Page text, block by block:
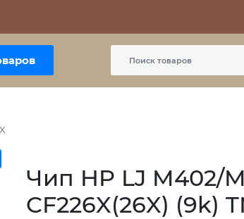
Чип HP LJ M402/
CF226X(26X) (9k)